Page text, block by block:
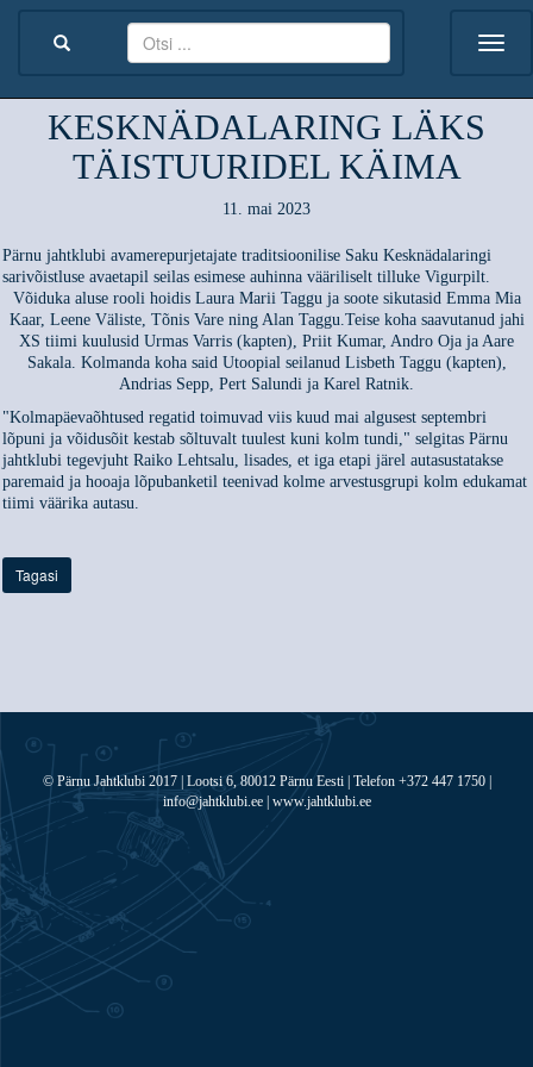
KESKNÄDALARING LÄKS
TÄISTUURIDEL KÄIMA
11. mai 2023
Pärnu jahtklubi avamerepurjetajate traditsioonilise Saku Kesknädalaringi
sarivõistluse avaetapil seilas esimese auhinna vääriliselt tilluke Vigurpilt.
Võiduka aluse rooli hoidis Laura Marii Taggu ja soote sikutasid Emma Mia
Kaar, Leene Väliste, Tõnis Vare ning Alan Taggu.Teise koha saavutanud jahi
XS tiimi kuulusid Urmas Varris (kapten), Priit Kumar, Andro Oja ja Aare
Sakala. Kolmanda koha said Utoopial seilanud Lisbeth Taggu (kapten),
Andrias Sepp, Pert Salundi ja Karel Ratnik.
"Kolmapäevaõhtused regatid toimuvad viis kuud mai algusest septembri
lõpuni ja võidusõit kestab sõltuvalt tuulest kuni kolm tundi," selgitas Pärnu
jahtklubi tegevjuht Raiko Lehtsalu, lisades, et iga etapi järel autasustatakse
paremaid ja hooaja lõpubanketil teenivad kolme arvestusgrupi kolm edukamat
tiimi väärika autasu.
Tagasi
© Pärnu Jahtklubi 2017 | Lootsi 6, 80012 Pärnu Eesti | Telefon +372 447 1750 |
info@jahtklubi.ee | www.jahtklubi.ee